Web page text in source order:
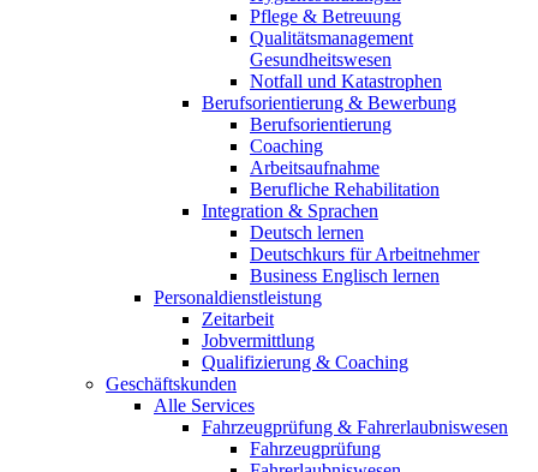
Pflege & Betreuung
Qualitätsmanagement
Gesundheitswesen
Notfall und Katastrophen
Berufsorientierung & Bewerbung
Berufsorientierung
Coaching
Arbeitsaufnahme
Berufliche Rehabilitation
Integration & Sprachen
Deutsch lernen
Deutschkurs für Arbeitnehmer
Business Englisch lernen
Personaldienstleistung
Zeitarbeit
Jobvermittlung
Qualifizierung & Coaching
Geschäftskunden
Alle Services
Fahrzeugprüfung & Fahrerlaubniswesen
Fahrzeugprüfung